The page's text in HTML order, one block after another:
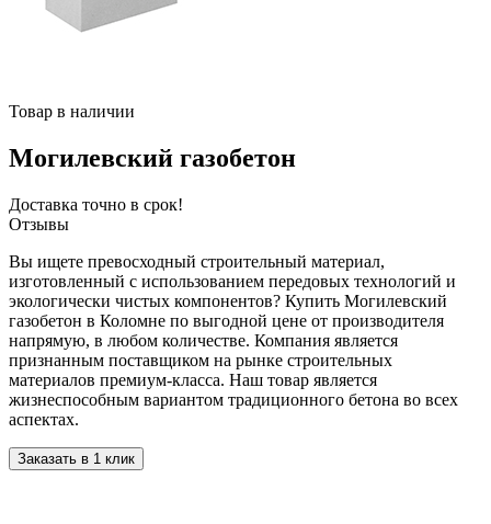
Товар в наличии
Могилевский газобетон
Доставка точно в срок!
Отзывы
Вы ищете превосходный строительный материал,
изготовленный с использованием передовых технологий и
экологически чистых компонентов? Купить Могилевский
газобетон в Коломне по выгодной цене от производителя
напрямую, в любом количестве. Компания является
признанным поставщиком на рынке строительных
материалов премиум-класса. Наш товар является
жизнеспособным вариантом традиционного бетона во всех
аспектах.
Заказать в 1 клик